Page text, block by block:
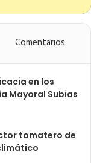
Comentarios
en los
Mayoral Subias
tomatero de